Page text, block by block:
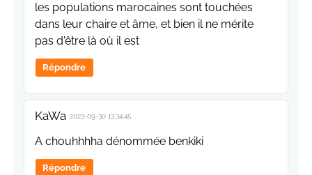
les populations marocaines sont touchées
dans leur chaire et âme, et bien il ne mérite
pas d'être là où il est
Répondre
KaWa 2023-09-30 13:34:45
A chouhhhha dénommée benkiki
Répondre